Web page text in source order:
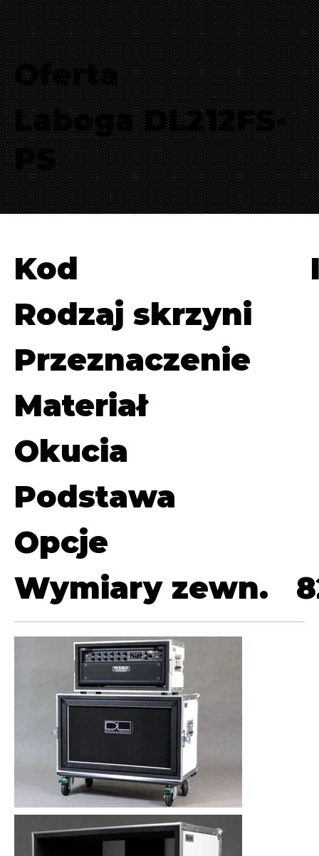
Oferta
Laboga DL212FS-
PS
Kod
Rodzaj skrzyni
Przeznaczenie
Materiał
Okucia
Opcje
Podstawa
Wymiary zewn.